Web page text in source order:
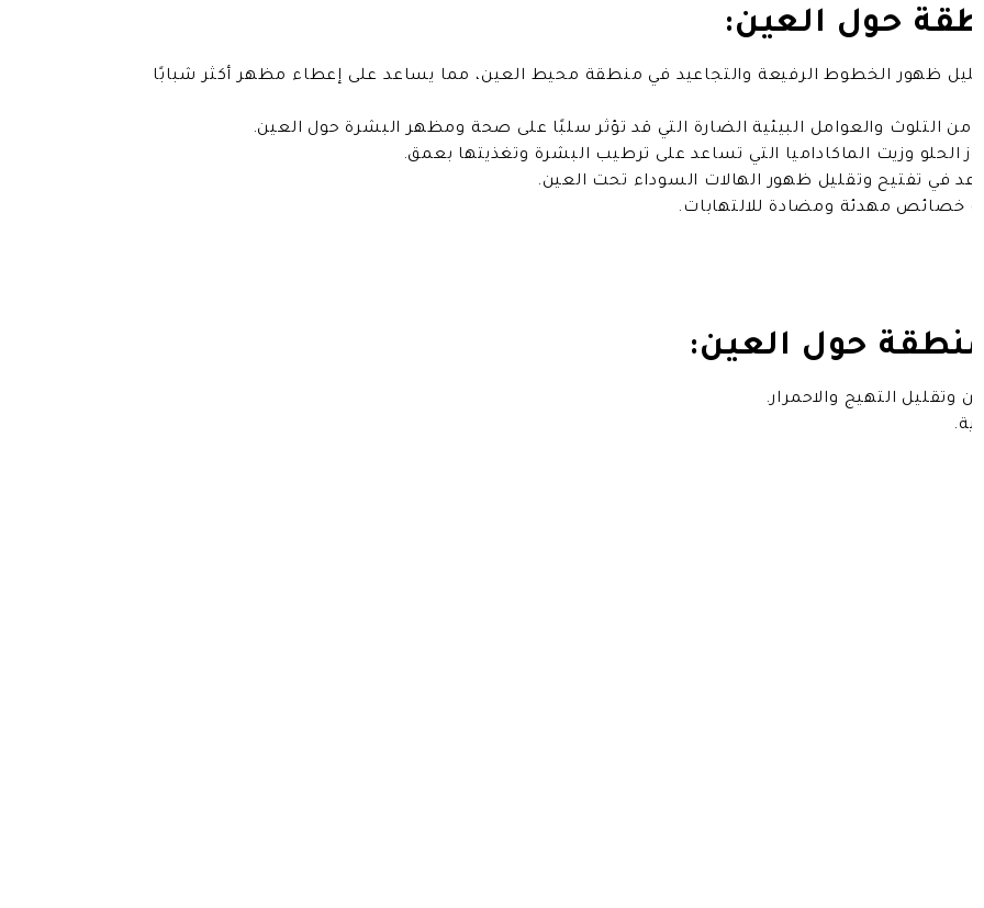
حول العين:
ظهور الخطوط الرفيعة والتجاعيد في منطقة محيط العين، مما يساعد على إعطاء مظهر أكثر شبابًا
التلوث والعوامل البيئية الضارة التي قد تؤثر سلبًا على صحة ومظهر البشرة حول العين.
الحلو وزيت الماكاداميا التي تساعد على ترطيب البشرة وتغذيتها بعمق.
في تفتيح وتقليل ظهور الهالات السوداء تحت العين.
خصائص مهدئة ومضادة للالتهابات.
حول العين:
التهيج والاحمرار.